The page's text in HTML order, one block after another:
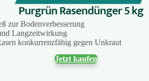
Purgrün Rasendünger 5 kg
zur Bodenverbesserung
Langzeitwirkung
konkurrenzfähig gegen Unkraut
Jetzt kaufen